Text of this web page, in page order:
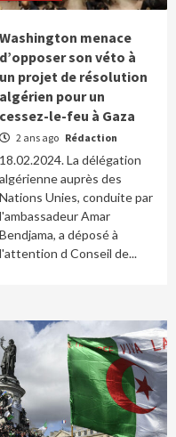
Washington menace
d’opposer son véto à
un projet de résolution
algérien pour un
cessez-le-feu à Gaza
2 ans ago Rédaction
18.02.2024. La délégation
algérienne auprès des
Nations Unies, conduite par
l'ambassadeur Amar
Bendjama, a déposé à
l'attention d Conseil de...